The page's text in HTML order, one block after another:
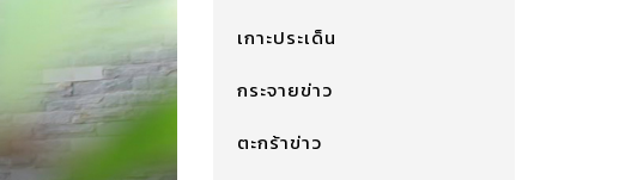
เกาะประเด็น
กระจายข่าว
ตะกร้าข่าว